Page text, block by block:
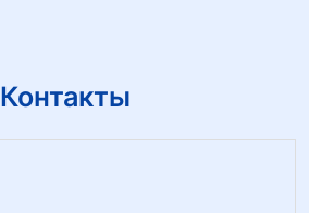
Контакты